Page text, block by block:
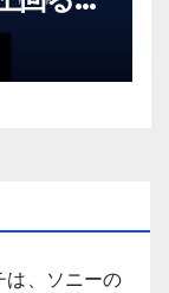
をリ
は、ソニーの